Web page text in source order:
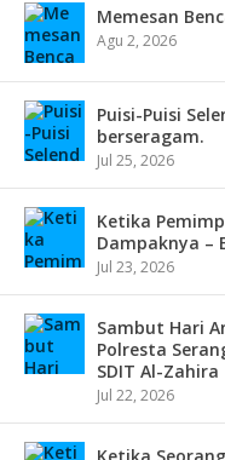
Memesan
Agu 2, 2026
Puisi-Puisi
berseragam.
Jul 25, 2026
Ketika
Dampaknya –
Jul 23, 2026
Sambut Hari
Polresta
SDIT Al-Zahira
Jul 22, 2026